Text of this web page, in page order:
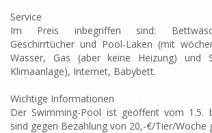
Service
Im Preis inbegriffen sind:
Geschirrtücher und Pool-Laken (mit
Wasser, Gas (aber keine Heizung) und
Klimaanlage), Internet, Babybett.
Wichtige Informationen
Der Swimming-Pool ist geöffent vom 1.5.
sind gegen Bezahlung von 20,-€/Tier/Woche